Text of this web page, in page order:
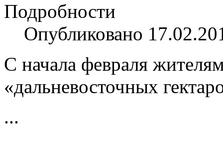
Подробности
Опубликовано
С начала февраля
«дальневосточных
...